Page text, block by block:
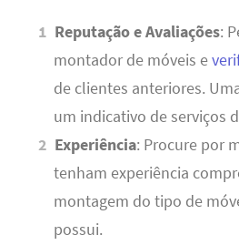
Reputação e Avaliações:
montador de móveis e
de clientes anteriores.
um indicativo de serviços
Experiência: Procure por
tenham experiência
montagem do tipo de
possui.